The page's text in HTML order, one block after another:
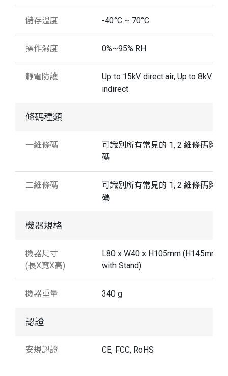
儲存溫度 -40°C ~ 70°C
操作濕度 0%~95% RH
靜電防護
Up to 15kV direct air, Up to 8kV
indirect
條碼種類
一維條碼
可識別所有常見的 1, 2 維條碼與堆
碼
二維條碼
可識別所有常見的 1, 2 維條碼與堆
碼
機器規格
機器尺寸
(長X寬X高)
L80 x W40 x H105mm (H145mm
with Stand)
機器重量 340 g
認證
安規認證 CE, FCC, RoHS